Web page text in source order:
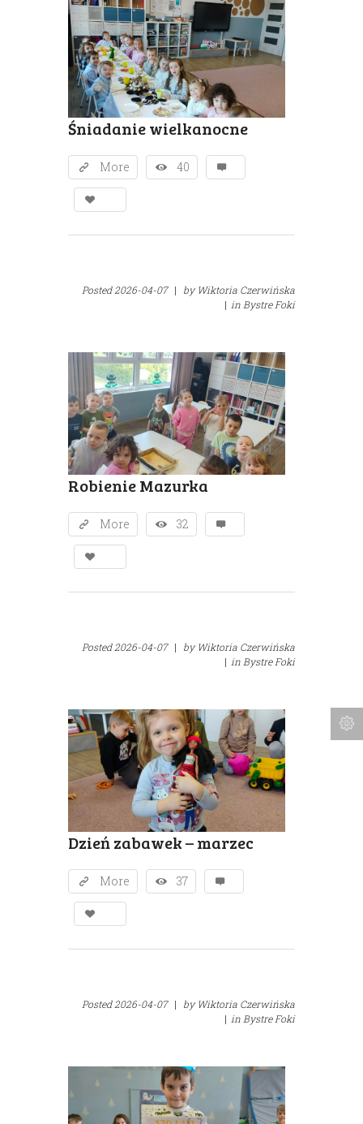
Śniadanie wielkanocne
More 40
Posted2026-04-07 | byWiktoria Czerwińska
| in Bystre Foki
Robienie Mazurka
More 32
Posted2026-04-07 | byWiktoria Czerwińska
| in Bystre Foki
Dzień zabawek – marzec
More 37
Posted2026-04-07 | byWiktoria Czerwińska
| in Bystre Foki